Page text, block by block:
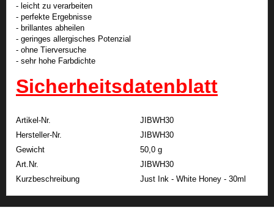
- leicht zu verarbeiten
- perfekte Ergebnisse
- brillantes abheilen
- geringes allergisches Potenzial
- ohne Tierversuche
- sehr hohe Farbdichte
Sicherheitsdatenblatt
Artikel-Nr.
JIBWH30
Hersteller-Nr.
JIBWH30
Gewicht
50,0 g
Art.Nr.
JIBWH30
Kurzbeschreibung
Just Ink - White Honey - 30ml